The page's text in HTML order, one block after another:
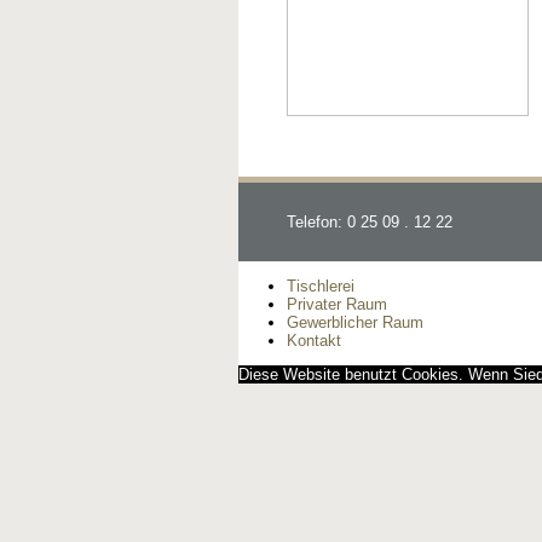
Telefon: 0 25 09 . 12 22
Tischlerei
Privater Raum
Gewerblicher Raum
Kontakt
Diese Website benutzt Cookies. Wenn